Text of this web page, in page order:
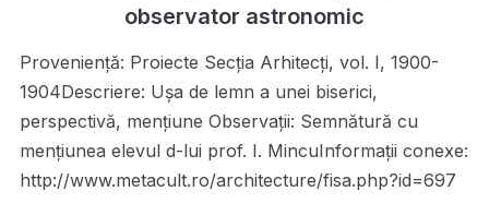
observator astronomic
Proveniență: Proiecte Secţia Arhitecţi, vol. I, 1900-
1904Descriere: Uşa de lemn a unei biserici,
perspectivă, menţiune Observații: Semnătură cu
menţiunea elevul d-lui prof. I. MincuInformații conexe:
http://www.metacult.ro/architecture/fisa.php?id=697